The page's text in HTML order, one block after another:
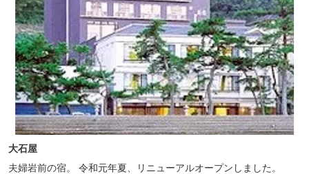
大石屋
夫婦岩前の宿。 令和元年夏、リニューアルオープンしました。